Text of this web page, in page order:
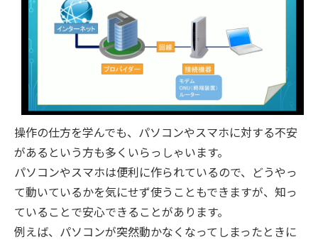
操作の仕方を学んでも、パソコンやスマホに対する不安
があるという方も多くいらっしゃいます。
パソコンやスマホは便利に作られているので、どうやっ
て動いているかを気にせず使うこともできますが、知っ
ていることで安心できることがあります。
例えば、パソコンが突然動かなくなってしまったときに